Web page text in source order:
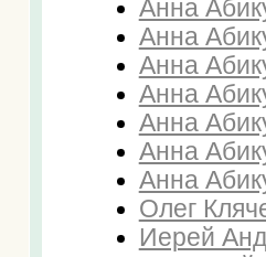
Анна
Анна
Анна
Анна
Анна
Анна
Анна
Олег
Иерей